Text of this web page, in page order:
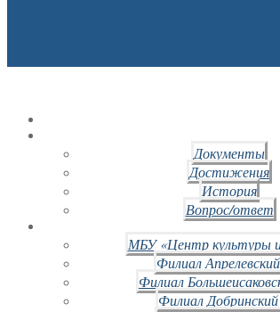
Документы
Достижения
История
Вопрос/ответ
МБУ «Центр культуры и
Филиал
Филиал
Филиал